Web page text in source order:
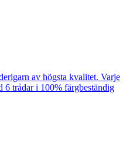
av högsta kvalitet. Varje
6 trådar i 100% färgbeständig